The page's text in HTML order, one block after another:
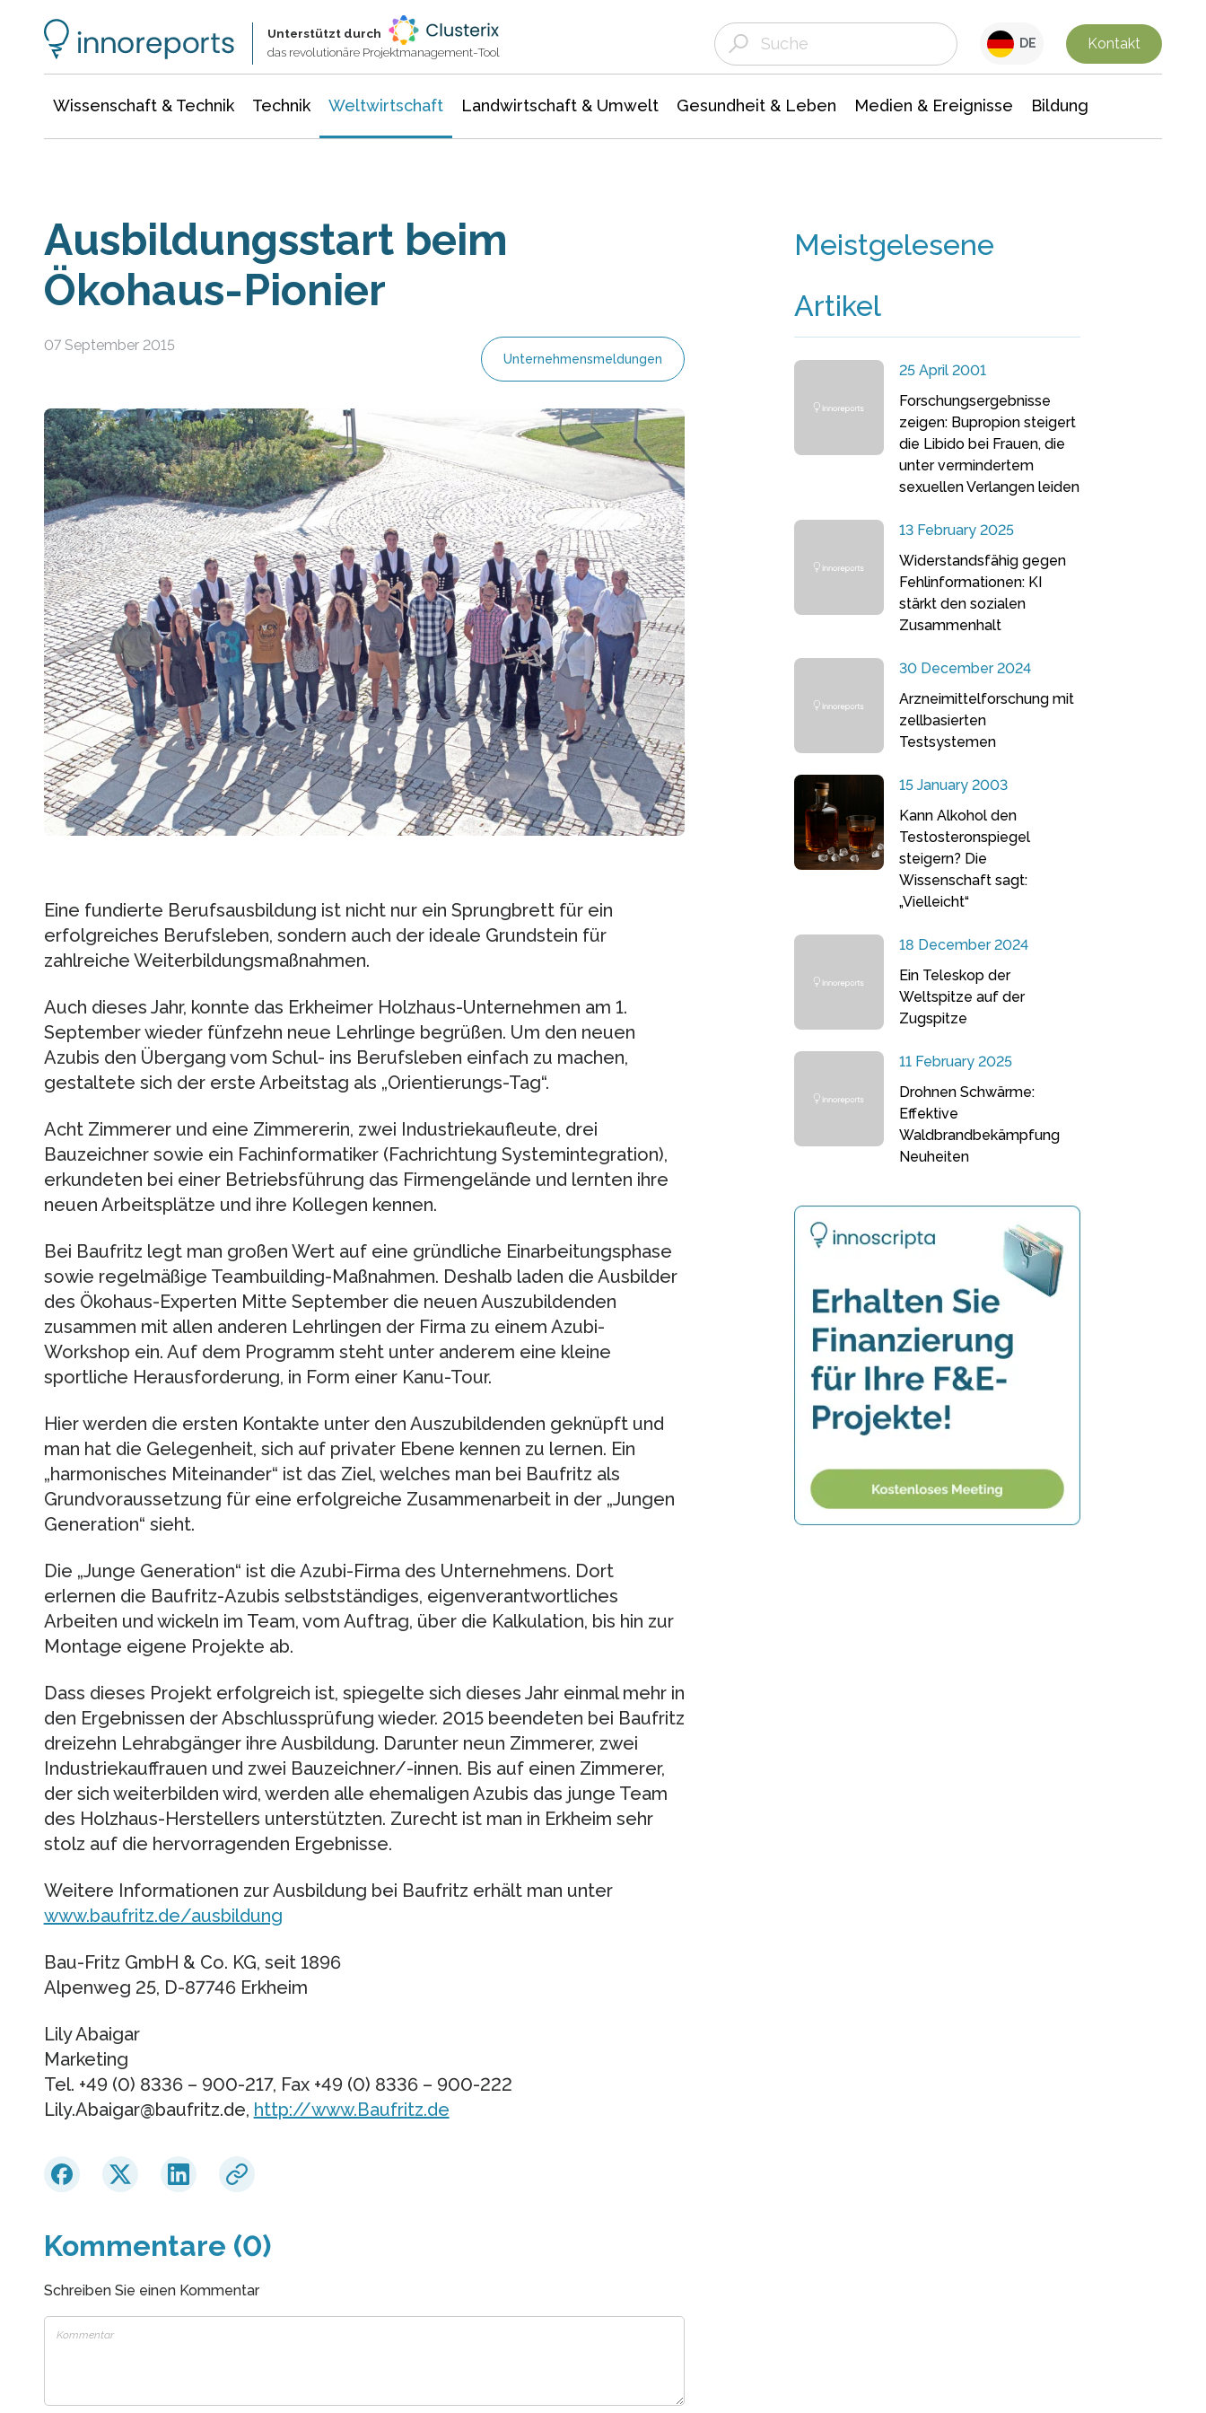
Unterstützt durch
das revolutionäre Projektmanagement-Tool
DE Kontakt
Wissenschaft & Technik Technik Weltwirtschaft Landwirtschaft & Umwelt Gesundheit & Leben Medien & Ereignisse Bildung
Ausbildungsstart beim
Ökohaus-Pionier
07 September 2015
Unternehmensmeldungen
Eine fundierte Berufsausbildung ist nicht nur ein Sprungbrett für ein
erfolgreiches Berufsleben, sondern auch der ideale Grundstein für
zahlreiche Weiterbildungsmaßnahmen.
Auch dieses Jahr, konnte das Erkheimer Holzhaus-Unternehmen am 1.
September wieder fünfzehn neue Lehrlinge begrüßen. Um den neuen
Azubis den Übergang vom Schul- ins Berufsleben einfach zu machen,
gestaltete sich der erste Arbeitstag als „Orientierungs-Tag“.
Acht Zimmerer und eine Zimmererin, zwei Industriekaufleute, drei
Bauzeichner sowie ein Fachinformatiker (Fachrichtung Systemintegration),
erkundeten bei einer Betriebsführung das Firmengelände und lernten ihre
neuen Arbeitsplätze und ihre Kollegen kennen.
Bei Baufritz legt man großen Wert auf eine gründliche Einarbeitungsphase
sowie regelmäßige Teambuilding-Maßnahmen. Deshalb laden die Ausbilder
des Ökohaus-Experten Mitte September die neuen Auszubildenden
zusammen mit allen anderen Lehrlingen der Firma zu einem Azubi-
Workshop ein. Auf dem Programm steht unter anderem eine kleine
sportliche Herausforderung, in Form einer Kanu-Tour.
Hier werden die ersten Kontakte unter den Auszubildenden geknüpft und
man hat die Gelegenheit, sich auf privater Ebene kennen zu lernen. Ein
„harmonisches Miteinander“ ist das Ziel, welches man bei Baufritz als
Grundvoraussetzung für eine erfolgreiche Zusammenarbeit in der „Jungen
Generation“ sieht.
Die „Junge Generation“ ist die Azubi-Firma des Unternehmens. Dort
erlernen die Baufritz-Azubis selbstständiges, eigenverantwortliches
Arbeiten und wickeln im Team, vom Auftrag, über die Kalkulation, bis hin zur
Montage eigene Projekte ab.
Dass dieses Projekt erfolgreich ist, spiegelte sich dieses Jahr einmal mehr in
den Ergebnissen der Abschlussprüfung wieder. 2015 beendeten bei Baufritz
dreizehn Lehrabgänger ihre Ausbildung. Darunter neun Zimmerer, zwei
Industriekauffrauen und zwei Bauzeichner/-innen. Bis auf einen Zimmerer,
der sich weiterbilden wird, werden alle ehemaligen Azubis das junge Team
des Holzhaus-Herstellers unterstützten. Zurecht ist man in Erkheim sehr
stolz auf die hervorragenden Ergebnisse.
Weitere Informationen zur Ausbildung bei Baufritz erhält man unter
www.baufritz.de/ausbildung
Bau-Fritz GmbH & Co. KG, seit 1896
Alpenweg 25, D-87746 Erkheim
Lily Abaigar
Marketing
Tel. +49 (0) 8336 – 900-217, Fax +49 (0) 8336 – 900-222
Lily.Abaigar@baufritz.de, http://www.Baufritz.de
Kommentare (0)
Schreiben Sie einen Kommentar
Meistgelesene
Artikel
25 April 2001
Forschungsergebnisse
zeigen: Bupropion steigert
die Libido bei Frauen, die
unter vermindertem
sexuellen Verlangen leiden
13 February 2025
Widerstandsfähig gegen
Fehlinformationen: KI
stärkt den sozialen
Zusammenhalt
30 December 2024
Arzneimittelforschung mit
zellbasierten
Testsystemen
15 January 2003
Kann Alkohol den
Testosteronspiegel
steigern? Die
Wissenschaft sagt:
„Vielleicht“
18 December 2024
Ein Teleskop der
Weltspitze auf der
Zugspitze
11 February 2025
Drohnen Schwärme:
Effektive
Waldbrandbekämpfung
Neuheiten